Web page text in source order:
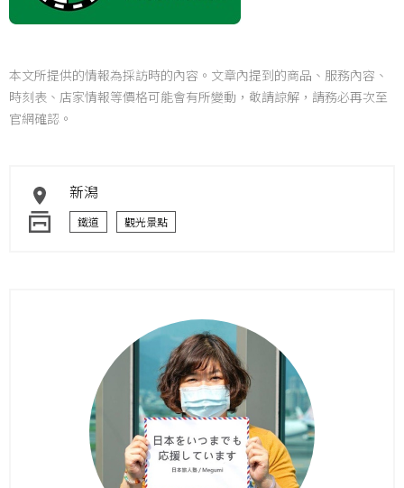
本文所提供的情報為採訪時的內容。文章內提到的商品、服務內容、
時刻表、店家情報等價格可能會有所變動，敬請諒解，請務必再次至
官網確認。
新潟
鐵道 觀光景點